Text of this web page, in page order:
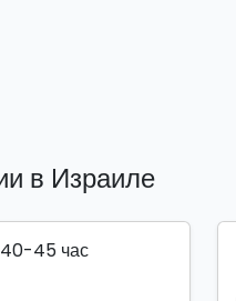
в Израиле
45 час